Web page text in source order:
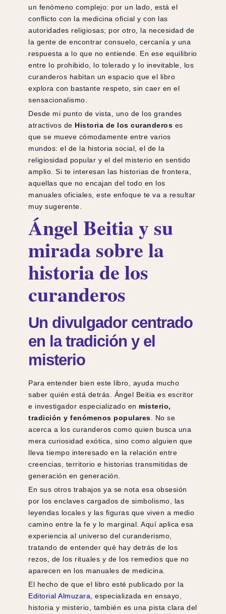
un fenómeno complejo: por un lado, está el
conflicto con la medicina oficial y con las
autoridades religiosas; por otro, la necesidad de
la gente de encontrar consuelo, cercanía y una
respuesta a lo que no entiende. En ese equilibrio
entre lo prohibido, lo tolerado y lo inevitable, los
curanderos habitan un espacio que el libro
explora con bastante respeto, sin caer en el
sensacionalismo.
Desde mi punto de vista, uno de los grandes
atractivos de Historia de los curanderos es
que se mueve cómodamente entre varios
mundos: el de la historia social, el de la
religiosidad popular y el del misterio en sentido
amplio. Si te interesan las historias de frontera,
aquellas que no encajan del todo en los
manuales oficiales, este enfoque te va a resultar
muy sugerente.
Ángel Beitia y su
mirada sobre la
historia de los
curanderos
Un divulgador centrado
en la tradición y el
misterio
Para entender bien este libro, ayuda mucho
saber quién está detrás. Ángel Beitia es escritor
e investigador especializado en misterio,
tradición y fenómenos populares . No se
acerca a los curanderos como quien busca una
mera curiosidad exótica, sino como alguien que
lleva tiempo interesado en la relación entre
creencias, territorio e historias transmitidas de
generación en generación.
En sus otros trabajos ya se nota esa obsesión
por los enclaves cargados de simbolismo, las
leyendas locales y las figuras que viven a medio
camino entre la fe y lo marginal. Aquí aplica esa
experiencia al universo del curanderismo,
tratando de entender qué hay detrás de los
rezos, de los rituales y de los remedios que no
aparecen en los manuales de medicina.
El hecho de que el libro esté publicado por la
Editorial Almuzara , especializada en ensayo,
historia y misterio, también es una pista clara del